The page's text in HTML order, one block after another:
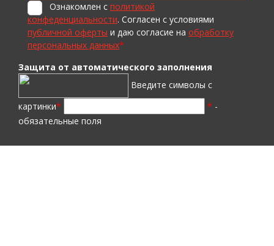
Ознакомлен с политикой
конфеденциальности. Согласен с условиями
публичной оферты и даю согласие на обработку
персональных данных*
Защита от автоматического заполнения
Введите символы с
картинки* * -
обязательные поля